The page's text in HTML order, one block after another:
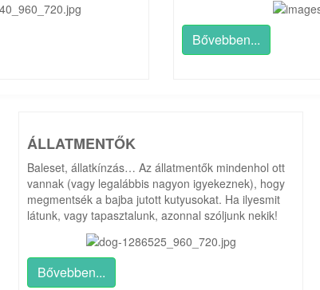
Bővebben...
ÁLLATMENTŐK
Baleset, állatkínzás… Az állatmentők mindenhol ott
vannak (vagy legalábbis nagyon igyekeznek), hogy
megmentsék a bajba jutott kutyusokat. Ha ilyesmit
látunk, vagy tapasztalunk, azonnal szóljunk nekik!
Bővebben...